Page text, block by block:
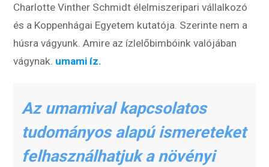
Charlotte Vinther Schmidt élelmiszeripari vállalkozó
és a Koppenhágai Egyetem kutatója. Szerinte nem a
húsra vágyunk. Amire az ízlelőbimbóink valójában
vágynak. umami íz.
Az umamival kapcsolatos
tudományos alapú ismereteket
felhasználhatjuk a növényi